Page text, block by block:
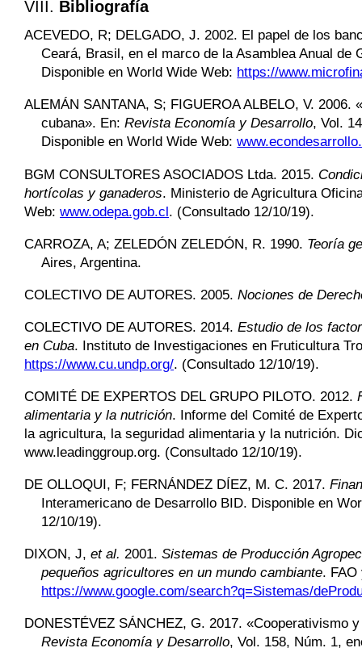
VIII. Bibliografía
ACEVEDO, R; DELGADO, J. 2002. El papel de los
Ceará, Brasil, en el marco de la Asamblea Anual
Disponible en World Wide Web: https://
ALEMÁN SANTANA, S; FIGUEROA ALBELO, V. 2006.
cubana». En:Revista Economía y Desarrollo, Vol.
Disponible en World Wide Web:
BGM CONSULTORES ASOCIADOS Ltda. 2015.
hortícolas y ganaderos. Ministerio de Agricultura
Web: www.odepa.gob.cl. (Consultado 12/10/19).
CARROZA, A; ZELEDÓN ZELEDÓN, R. 1990. Teoría
Aires, Argentina.
COLECTIVO DE AUTORES. 2005. Nociones de
COLECTIVO DE AUTORES. 2014. Estudio de los
en Cuba. Instituto de Investigaciones en Fruticultura
https://www.cu.undp.org/. (Consultado 12/10/19).
COMITÉ DE EXPERTOS DEL GRUPO PILOTO. 2012.
alimentaria y la nutrición. Informe del Comité de
la agricultura, la seguridad alimentaria y la nutrición.
www.leadinggroup.org. (Consultado 12/10/19).
DE OLLOQUI, F; FERNÁNDEZ DÍEZ, M. C. 2017.
Interamericano de Desarrollo BID. Disponible en
12/10/19).
DIXON, J, et al. 2001. Sistemas de Producción
pequeños agricultores en un mundo cambiante. FAO
https://www.google.com/search?q=Sistemas/
DONESTÉVEZ SÁNCHEZ, G. 2017. «Cooperativismo
Revista Economía y Desarrollo, Vol. 158, Núm. 1,